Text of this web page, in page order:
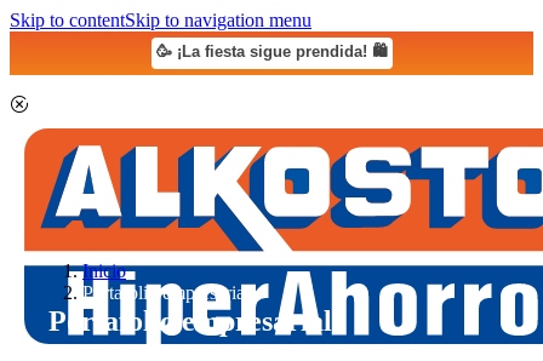
Skip to contentSkip to navigation menu
🥳 ¡La fiesta sigue prendida! 🛍️
Inicio
Portafolio empresarial
Portafolio empresarial